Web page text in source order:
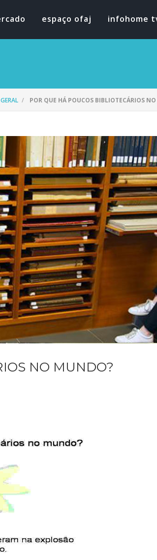
espaço ofaj infohome
POR QUE HÁ POUCOS BIBLIOTECÁRIOS
NO MUNDO?